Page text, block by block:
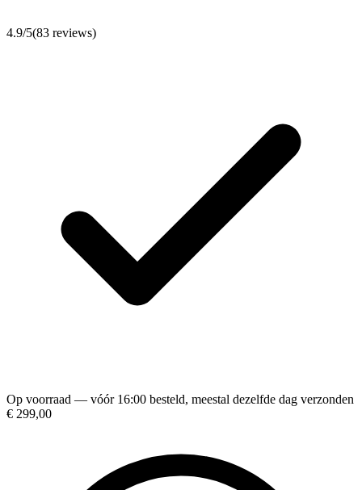
4.9/5(83 reviews)
Op voorraad — vóór 16:00 besteld, meestal dezelfde dag verzonden
€ 299,00